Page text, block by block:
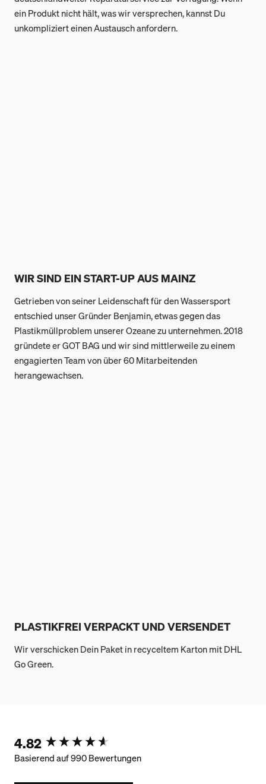
ein Produkt nicht hält, was wir versprechen, kannst Du
unkompliziert einen Austausch anfordern.
WIR SIND EIN START-UP AUS MAINZ
Getrieben von seiner Leidenschaft für den Wassersport
entschied unser Gründer Benjamin, etwas gegen das
Plastikmüllproblem unserer Ozeane zu unternehmen. 2018
gründete er GOT BAG und wir sind mittlerweile zu einem
engagierten Team von über 60 Mitarbeitenden
herangewachsen.
PLASTIKFREI VERPACKT UND VERSENDET
Wir verschicken Dein Paket in recyceltem Karton mit DHL
Go Green.
4.82
Basierend auf 990 Bewertungen
New content loaded